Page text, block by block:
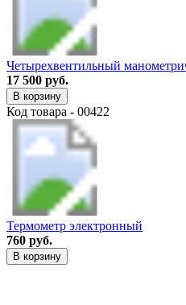
Четырехвентильный
17 500 руб.
В корзину
Код товара - 00422
Термометр электронный
760 руб.
В корзину